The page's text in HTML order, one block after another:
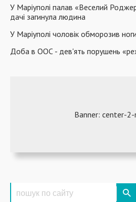
У Маріуполі палав «Веселий
дачі загинула людина
У Маріуполі чоловік обморозив ноги
Доба в ООС - дев'ять порушень